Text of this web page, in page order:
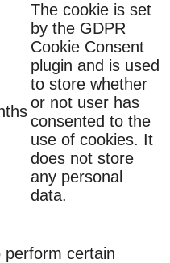
The cookie is set
by the GDPR
Cookie Consent
plugin and is used
to store whether
or not user has
consented to the
use of cookies. It
does not store
any personal
data.
perform certain